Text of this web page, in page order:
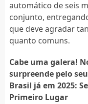
automático de seis
conjunto,
que deve agradar
quanto comuns.
Cabe uma galera!
surpreende pelo
Brasil já em 2025:
Primeiro Lugar